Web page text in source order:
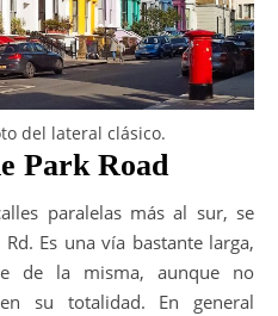
del lateral clásico.
Park Road
paralelas más al sur, se
Es una vía bastante larga,
de la misma, aunque no
su totalidad. En general